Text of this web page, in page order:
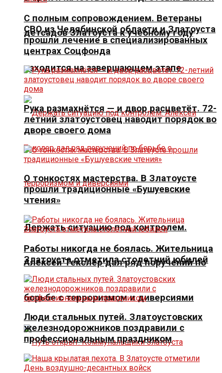
детсадов Златоуста к учебному году
находится на завершающем этапе
Держать ситуацию под контролем.
Алексей Текслер дал ряд поручений по
борьбе с терроризмом и диверсиями
С полным сопровождением. Ветераны
СВО из Челябинской области и Златоуста
прошли лечение в специализированных
центрах Соцфонда
Рука размахнётся — и двор расцветёт. 72-
летний златоустовец наводит порядок во
дворе своего дома
О тонкостях мастерства. В Златоусте
прошли традиционные «Бушуевские
чтения»
Работы никогда не боялась. Жительница
Златоуста отметила столетний юбилей
Люди стальных путей. Златоустовских
железнодорожников поздравили с
профессиональным праздником